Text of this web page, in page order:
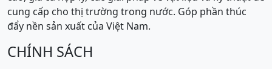
cung cấp cho thị trường trong nước. Góp phần thúc
đẩy nền sản xuất của Việt Nam.
CHÍNH SÁCH